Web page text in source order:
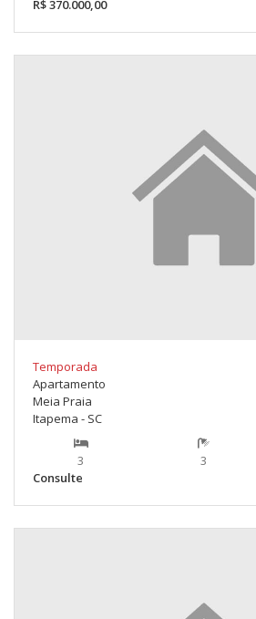
R$ 370.000,00
Temporada
Apartamento
Meia Praia
Itapema - SC
3 3
Consulte